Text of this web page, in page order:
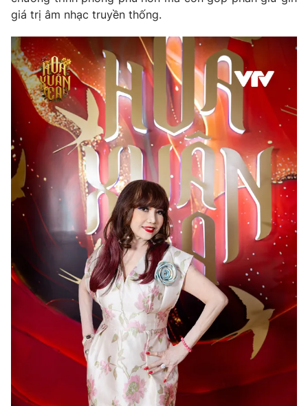
Liên hệ tòa soạn English
THỜI BÁO VTV
Theo dõi báo trên
Cơ quan chủ quản:Đài Truyền hình Việt Nam
Cơ quan báo chí:Thời báo VTV
Giấy phép hoạt động báo in và báo điện tử số 483/GP-BTTTT
cấp ngày 29/12/2023
Tổng Biên tập:Vũ Thanh Thủy
Phó Tổng Biên tập:Nguyễn Thị Mỹ Hạnh, Phạm Quốc Thắng,
Nguyễn Trọng Ninh
Tổng đài VTV:
024.38 355 931 - 024.38 355 932
Ðiện thoại Thời báo VTV:024.66 897 897
Email:
toasoan@vtv.vn
Liên hệ quảng cáo:
024-7300.7108
giá trị âm nhạc truyền thống.